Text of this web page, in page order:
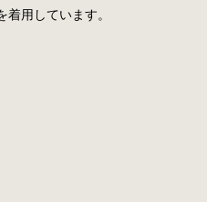
用しています。